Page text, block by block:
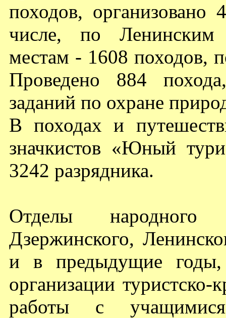
походов, организовано
числе, по Ленинским
местам - 1608 походов,
Проведено 884
заданий по охране
В походах и
значкистов «Юный
3242 разрядника.
Отделы народного
Дзержинского,
и в предыдущие годы,
организации туристско-
работы с